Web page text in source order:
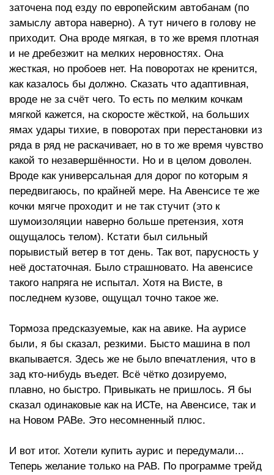
заточена под езду по европейским автобанам (по
замыслу автора наверно). А тут ничего в голову не
приходит. Она вроде мягкая, в то же время плотная
и не дребезжит на мелких неровностях. Она
жесткая, но пробоев нет. На поворотах не кренится,
как казалось бы должно. Сказать что адаптивная,
вроде не за счёт чего. То есть по мелким кочкам
мягкой кажется, на скоросте жёсткой, на больших
ямах удары тихие, в поворотах при перестановки из
ряда в ряд не раскачивает, но в то же время чувство
какой то незавершённости. Но и в целом доволен.
Вроде как универсальная для дорог по которым я
передвигаюсь, по крайней мере. На Авенсисе те же
кочки мягче проходит и не так стучит (это к
шумоизоляции наверно больше претензия, хотя
ощущалось телом). Кстати был сильный
порывистый ветер в тот день. Так вот, парусность у
неё достаточная. Было страшновато. На авенсисе
такого напряга не испытал. Хотя на Висте, в
последнем кузове, ощущал точно такое же.
Тормоза предсказуемые, как на авике. На аурисе
были, я бы сказал, резкими. Бысто машина в пол
вкапывается. Здесь же не было впечатления, что в
зад кто-нибудь въедет. Всё чётко дозируемо,
плавно, но быстро. Привыкать не пришлось. Я бы
сказал одинаковые как на ИСТе, на Авенсисе, так и
на Новом РАВе. Это несомненный плюс.
И вот итог. Хотели купить аурис и передумали...
Теперь желание только на РАВ. По программе трейд